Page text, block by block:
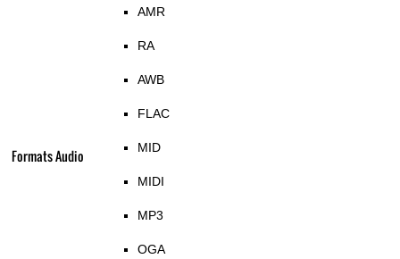
Formats Audio
AMR
RA
AWB
FLAC
MID
MIDI
MP3
OGA